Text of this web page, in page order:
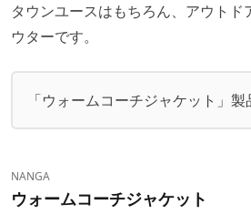
タウンユースはもちろん、アウトド
ウターです。
「ウォームコーチジャケット」
NANGA
ウォームコーチジャケット